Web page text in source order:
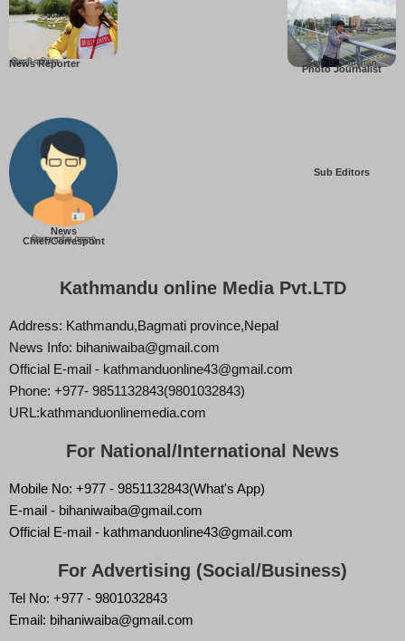
News Reporter
बिहानी पाख्रिन
Photo Journalist
Som B. Lopchan
News
Chief/Correspont
बिज्ञान वाईबा (ममता)
Sub Editors
Kathmandu online Media Pvt.LTD
Address: Kathmandu,Bagmati province,Nepal
News Info: bihaniwaiba@gmail.com
Official E-mail - kathmanduonline43@gmail.com
Phone: +977- 9851132843(9801032843)
URL:kathmanduonlinemedia.com
For National/International News
Mobile No: +977 - 9851132843(What's App)
E-mail - bihaniwaiba@gmail.com
Official E-mail - kathmanduonline43@gmail.com
For Advertising (Social/Business)
Tel No: +977 - 9801032843
Email: bihaniwaiba@gmail.com